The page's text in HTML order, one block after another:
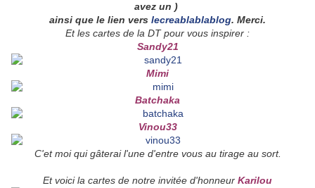
avez un )
ainsi que le lien vers lecreablablablog. Merci.
Et les cartes de la DT pour vous inspirer :
Sandy21
Mimi
Batchaka
Vinou33
C'et moi qui gâterai l'une d'entre vous au tirage au sort.
Et voici la cartes de notre invitée d'honneur Karilou